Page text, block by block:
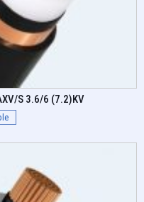
S 3.6/6 (7.2)KV